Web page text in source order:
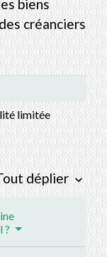
biens
créanciers
limitée
déplierkeyboard_arrow_down
?